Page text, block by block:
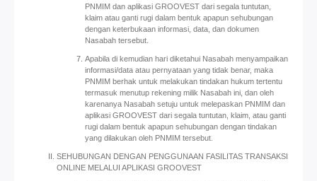
PNMIM dan aplikasi GROOVEST dari segala tuntutan,
klaim atau ganti rugi dalam bentuk apapun sehubungan
dengan keterbukaan informasi, data, dan dokumen
Nasabah tersebut.
Apabila di kemudian hari diketahui Nasabah menyampaikan
informasi/data atau pernyataan yang tidak benar, maka
PNMIM berhak untuk melakukan tindakan hukum tertentu
termasuk menutup rekening milik Nasabah ini, dan oleh
karenanya Nasabah setuju untuk melepaskan PNMIM dan
aplikasi GROOVEST dari segala tuntutan, klaim, atau ganti
rugi dalam bentuk apapun sehubungan dengan tindakan
yang dilakukan oleh PNMIM tersebut.
SEHUBUNGAN DENGAN PENGGUNAAN FASILITAS TRANSAKSI
ONLINE MELALUI APLIKASI GROOVEST